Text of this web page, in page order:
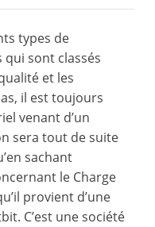
types de
qui sont classés
et les
il est toujours
venant d’un
sera tout de suite
sachant
le Charge
provient d’une
C’est une société